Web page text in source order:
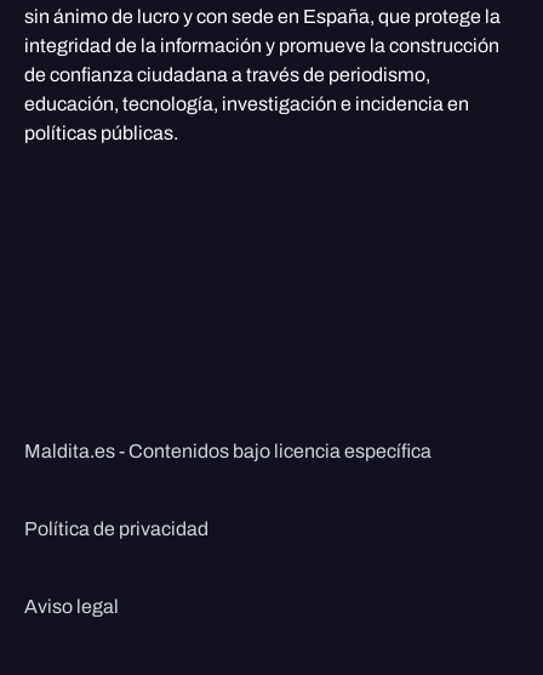
sin ánimo de lucro y con sede en España, que protege la
integridad de la información y promueve la construcción
de confianza ciudadana a través de periodismo,
educación, tecnología, investigación e incidencia en
políticas públicas.
Maldita.es - Contenidos bajo licencia específica
Política de privacidad
Aviso legal